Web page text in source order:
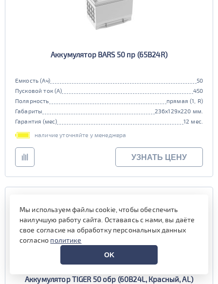
Аккумулятор BARS 50 пр (65B24R)
Емкость (Ач)
50
Пусковой ток (А)
450
Полярность
прямая (1, R)
Габариты
236x129x220 мм.
Гарантия (мес)
12 мес.
наличие уточняйте у менеджера
УЗНАТЬ ЦЕНУ
Аккумулятор TIGER 50 обр (60B24L, Красный, AL)
Мы используем файлы cookie, чтобы обеспечить
наилучшую работу сайта. Оставаясь с нами, вы даёте
свое согласие на обработку персональных данных
согласно политике
OK